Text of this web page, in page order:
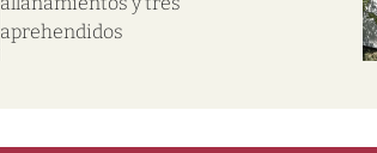
aprehendidos